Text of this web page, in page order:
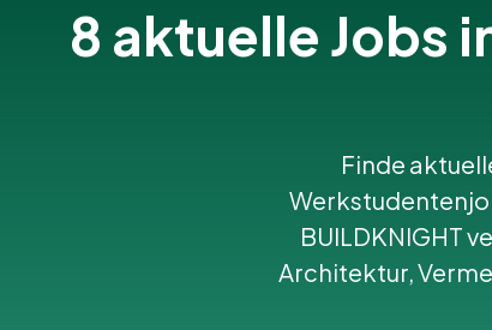
8 aktuelle Jobs
Finde
BUILDKNIGHT
Architektur,